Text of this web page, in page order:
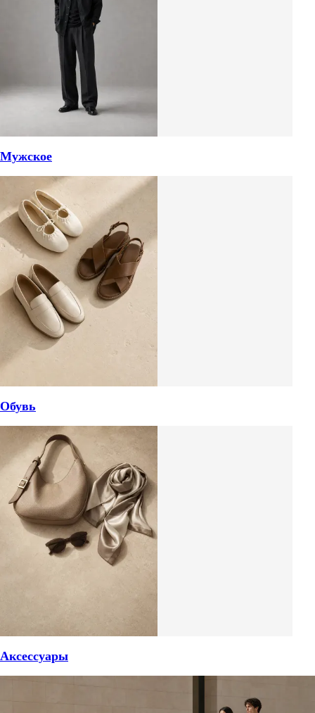
Мужское
Обувь
Аксессуары